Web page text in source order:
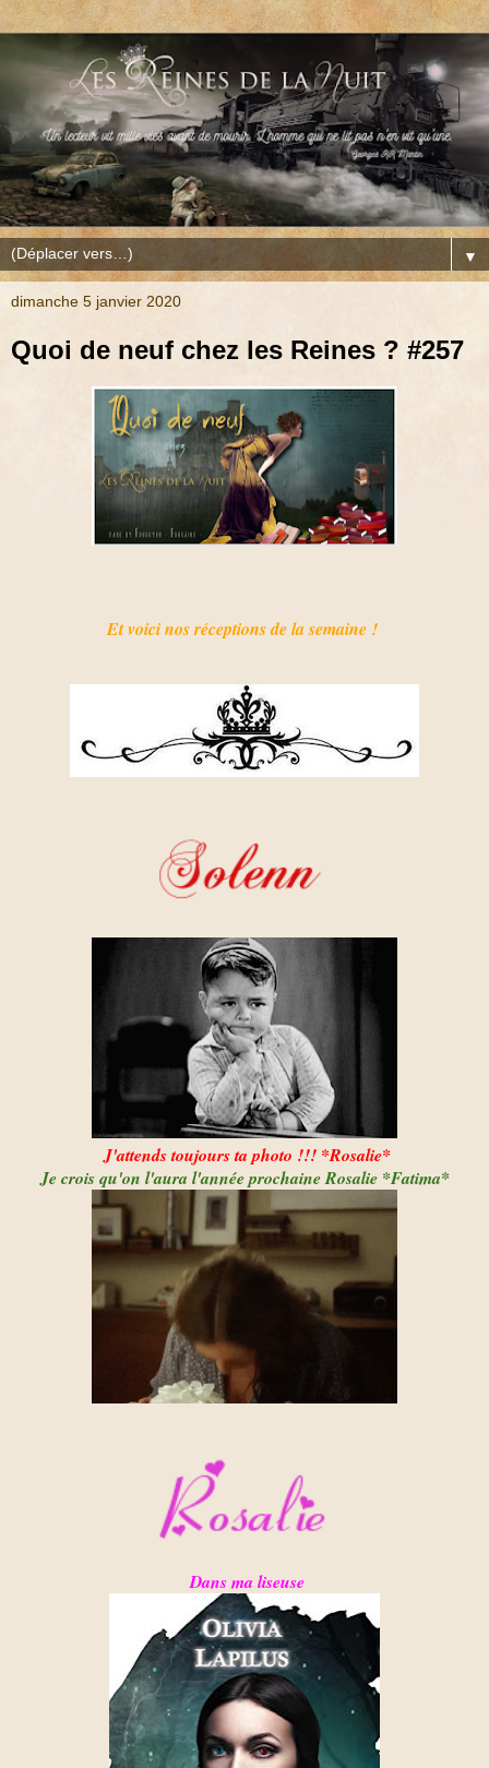
▼
dimanche 5 janvier 2020
Quoi de neuf chez les Reines ? #257
Et voici nos réceptions de la semaine !
J'attends toujours ta photo !!! *Rosalie*
Je crois qu'on l'aura l'année prochaine Rosalie *Fatima*
Dans ma liseuse